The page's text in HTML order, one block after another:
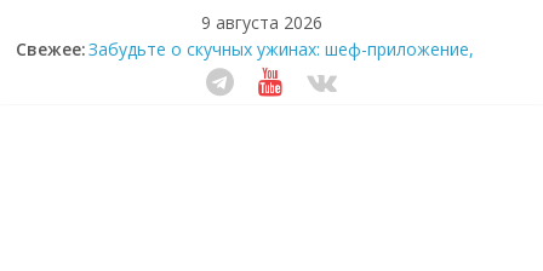
9 августа 2026
Свежее:Забудьте о скучных ужинах: шеф-приложение,
которое видит вашу еду насквозь
Небо зовёт: как бизнес на полётах дронов и